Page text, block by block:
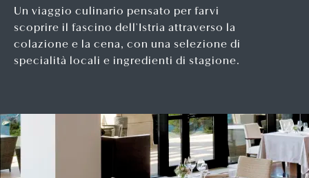
Un viaggio culinario pensato per farvi
scoprire il fascino dell'Istria attraverso la
colazione e la cena, con una selezione di
specialità locali e ingredienti di stagione.